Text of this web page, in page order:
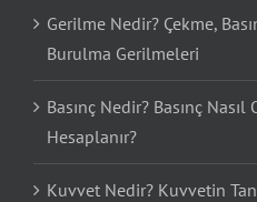
Gerilme Nedir? Çekme,
Burulma Gerilmeleri
Basınç Nedir? Basınç Nasıl
Hesaplanır?
Kuvvet Nedir? Kuvvetin